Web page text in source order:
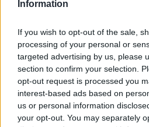
Information
If you wish to opt-out of the sale,
processing of your personal or
targeted advertising by us, please
section to confirm your selection.
opt-out request is processed you
interest-based ads based on
us or personal information
your opt-out. You may separately
Ανατολή.
Φυσικά, μέσα στον Δεκέμβρη
όλες οι ισραηλινές ομάδες στις
μέρα που θα γίνει το ματς με τη
Χάποελ Τελ Αβίβ του Δημήτρη
Βιλερμπάν(4/12, 21:05).